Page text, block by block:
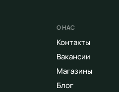
О НАС
Контакты
Вакансии
Магазины
Блог